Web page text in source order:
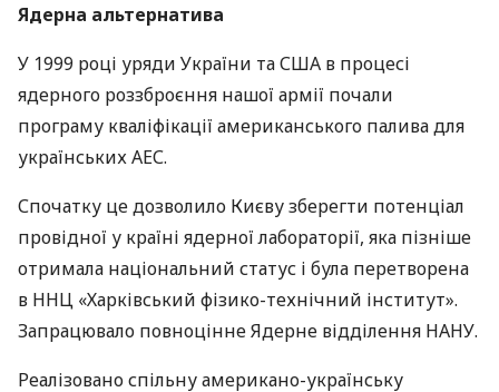
Ядерна альтернатива
У 1999 році уряди України таСША в процесі
ядерного роззброєння нашої армії почали
програму кваліфікації американського палива для
українськихАЕС.
Спочатку це дозволило Києву зберегти потенціал
провідної у країні ядерної лабораторії, яка пізніше
отримала національний статус і була перетворена
в ННЦ «Харківський фізико-технічний інститут».
Запрацювало повноцінне Ядерне відділення НАНУ.
Реалізовано спільну американо-українську